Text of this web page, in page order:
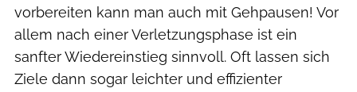
vorbereiten kann man auch mit Gehpausen! Vor
allem nach einer Verletzungsphase ist ein
sanfter Wiedereinstieg sinnvoll. Oft lassen sich
Ziele dann sogar leichter und effizienter